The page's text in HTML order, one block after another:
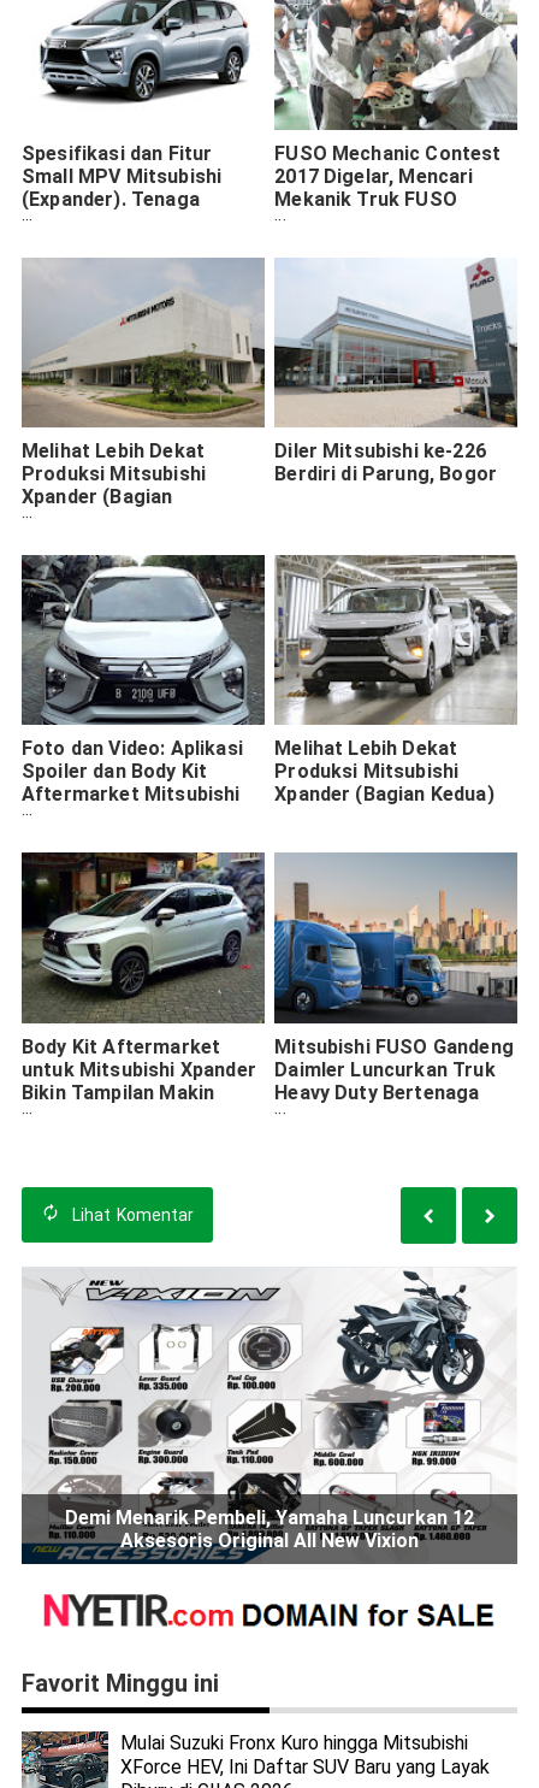
Spesifikasi dan Fitur
Small MPV Mitsubishi
(Expander). Tenaga
Mencapai 118 Hp
FUSO Mechanic Contest
2017 Digelar, Mencari
Mekanik Truk FUSO
Terbaik 2017
Melihat Lebih Dekat
Produksi Mitsubishi
Xpander (Bagian
Pertama)
Diler Mitsubishi ke-226
Berdiri di Parung, Bogor
Foto dan Video: Aplikasi
Spoiler dan Body Kit
Aftermarket Mitsubishi
Xpander
Melihat Lebih Dekat
Produksi Mitsubishi
Xpander (Bagian Kedua)
Body Kit Aftermarket
untuk Mitsubishi Xpander
Bikin Tampilan Makin
Keren
Mitsubishi FUSO Gandeng
Daimler Luncurkan Truk
Heavy Duty Bertenaga
Listrik
Lihat Komentar
Demi Menarik Pembeli, Yamaha Luncurkan 12
Aksesoris Original All New Vixion
Favorit Minggu ini
Mulai Suzuki Fronx Kuro hingga Mitsubishi
XForce HEV, Ini Daftar SUV Baru yang Layak